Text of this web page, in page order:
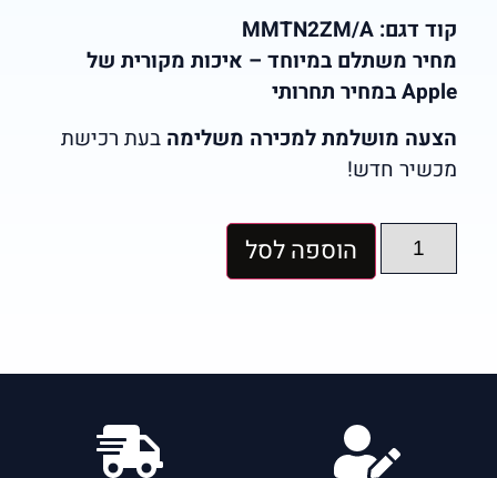
קוד דגם: MMTN2ZM/A
מחיר משתלם במיוחד – איכות מקורית של
Apple במחיר תחרותי
הצעה מושלמת למכירה משלימה בעת רכישת
מכשיר חדש!
הוספה לסל